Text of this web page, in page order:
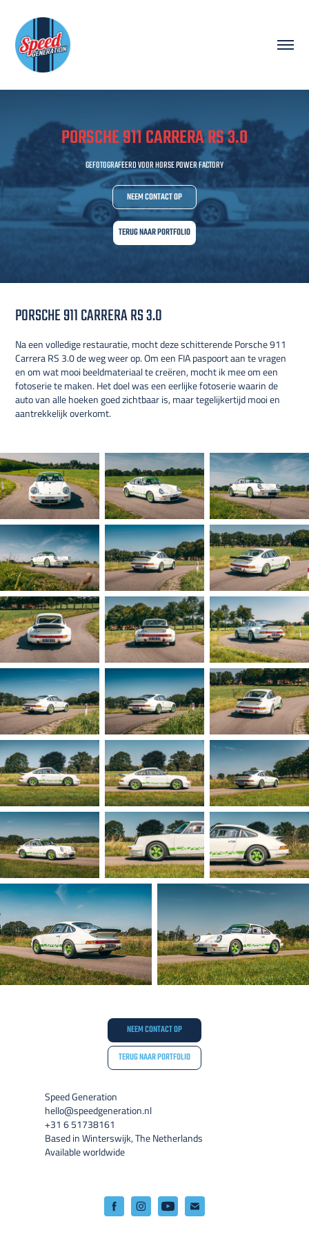
PORSCHE 911 CARRERA RS 3.0
GEFOTOGRAFEERD VOOR HORSE POWER FACTORY
NEEM CONTACT OP
TERUG NAAR PORTFOLIO
PORSCHE 911 CARRERA RS 3.0
Na een volledige restauratie, mocht deze schitterende Porsche 911
Carrera RS 3.0 de weg weer op. Om een FIA paspoort aan te vragen
en om wat mooi beeldmateriaal te creëren, mocht ik mee om een
fotoserie te maken. Het doel was een eerlijke fotoserie waarin de
auto van alle hoeken goed zichtbaar is, maar tegelijkertijd mooi en
aantrekkelijk overkomt.
NEEM CONTACT OP
TERUG NAAR PORTFOLIO
Speed Generation
hello@speedgeneration.nl
+31 6 51738161
Based in Winterswijk, The Netherlands
Available worldwide